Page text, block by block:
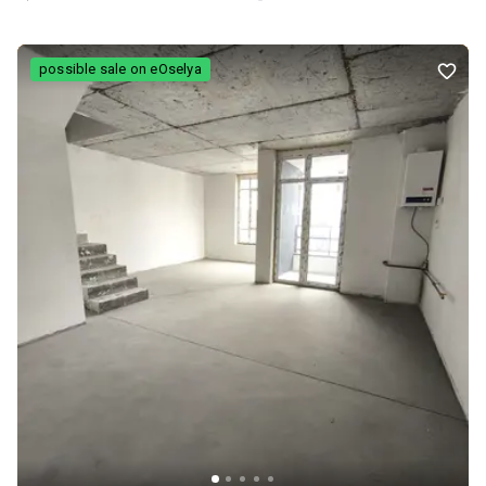
преміальної якості. У вартість входять: • вбудована кухня зі
стільницею з натурального каменю • вбудована побутова
техніка (Посудомийна машина, Варильна панель, Духова шафа) •
меблі та оснащення санвузлів Особливості інтер’єру: • сходи з
натурального каменю онікс • гіпсова ліпнина • керамогранітна
підлога на першому поверсі • натуральна червона деревина на
готова до проживання без додаткових вкладень.
possible sale on eOselya